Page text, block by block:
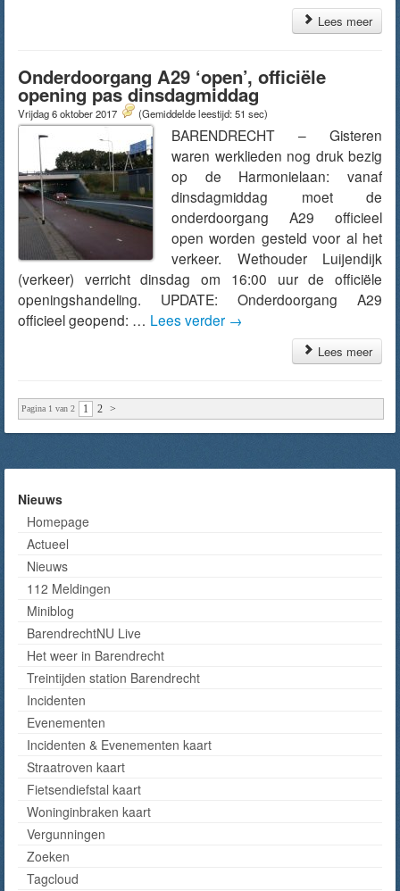
Lees meer
Onderdoorgang A29 ‘open’, officiële
opening pas dinsdagmiddag
Vrijdag 6 oktober 2017 (Gemiddelde leestijd: 51 sec)
BARENDRECHT – Gisteren
waren werklieden nog druk bezig
op de Harmonielaan: vanaf
dinsdagmiddag moet de
onderdoorgang A29 officieel
open worden gesteld voor al het
verkeer. Wethouder Luijendijk
(verkeer) verricht dinsdag om 16:00 uur de officiële
openingshandeling. UPDATE: Onderdoorgang A29
officieel geopend: … Lees verder →
Lees meer
Pagina 1 van 2 1 2 >
Nieuws
Homepage
Actueel
Nieuws
112 Meldingen
Miniblog
BarendrechtNU Live
Het weer in Barendrecht
Treintijden station Barendrecht
Incidenten
Evenementen
Incidenten & Evenementen kaart
Straatroven kaart
Fietsendiefstal kaart
Woninginbraken kaart
Vergunningen
Zoeken
Tagcloud